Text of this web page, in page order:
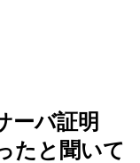
ーバ証明
たと聞いて